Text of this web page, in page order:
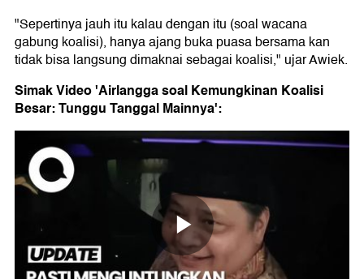
"Sepertinya jauh itu kalau dengan itu (soal wacana
gabung koalisi), hanya ajang buka puasa bersama kan
tidak bisa langsung dimaknai sebagai koalisi," ujar Awiek.
Simak Video 'Airlangga soal Kemungkinan Koalisi
Besar: Tunggu Tanggal Mainnya':